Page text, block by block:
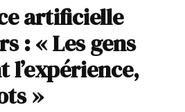
artificielle
: « Les gens
l’expérience,
»